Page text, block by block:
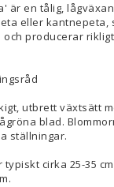
är en tålig,
eller kantnepeta,
producerar
utbrett växtsätt
blad.
ställningar.
cirka 25-35